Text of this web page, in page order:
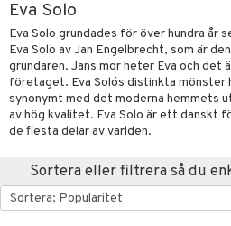
Eva Solo
Eva Solo grundades för över hundra år
Eva Solo av Jan Engelbrecht, som är
grundaren. Jans mor heter Eva och det
företaget. Eva Solo´s distinkta mönster
synonymt med det moderna hemmets
av hög kvalitet. Eva Solo är ett danskt
de flesta delar av världen.
Sortera eller filtrera så du
& Korgar
& Skulpturer
Art
& Doftspridare
& Hyllor
& Krokar
& Korgar
kök
Kastruller
& Täcken
svar